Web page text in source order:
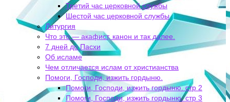
Третий час церковной службы
Шестой час церковной службы
Литургия
Что это — акафист, канон и так далее.
7 дней до Пасхи
Об исламе
Чем отличается ислам от христианства
Помоги, Господи, изжить гордыню.
Помоги, Господи, изжить гордыню. стр 2
Помоги, Господи, изжить гордыню. стр 3